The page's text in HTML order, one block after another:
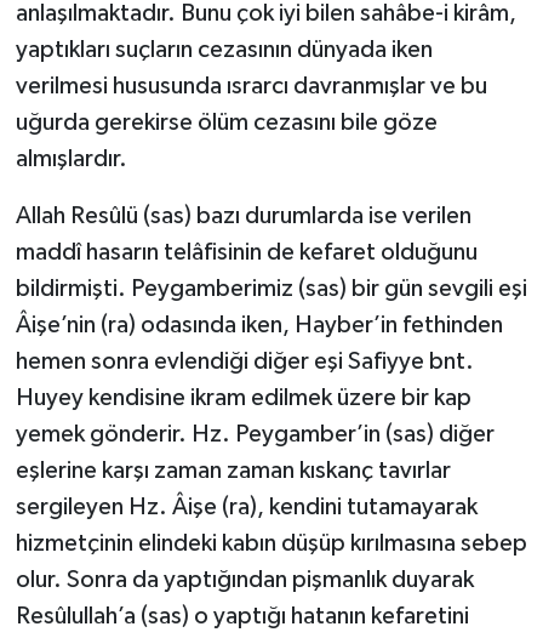
anlaşılmaktadır. Bunu çok iyi bilen sahâbe-i kirâm,
yaptıkları suçların cezasının dünyada iken
verilmesi hususunda ısrarcı davranmışlar ve bu
uğurda gerekirse ölüm cezasını bile göze
almışlardır.
Allah Resûlü (sas) bazı durumlarda ise verilen
maddî hasarın telâfisinin de kefaret olduğunu
bildirmişti. Peygamberimiz (sas) bir gün sevgili eşi
Âişe’nin (ra) odasında iken, Hayber’in fethinden
hemen sonra evlendiği diğer eşi Safiyye bnt.
Huyey kendisine ikram edilmek üzere bir kap
yemek gönderir. Hz. Peygamber’in (sas) diğer
eşlerine karşı zaman zaman kıskanç tavırlar
sergileyen Hz. Âişe (ra), kendini tutamayarak
hizmetçinin elindeki kabın düşüp kırılmasına sebep
olur. Sonra da yaptığından pişmanlık duyarak
Resûlullah’a (sas) o yaptığı hatanın kefaretini